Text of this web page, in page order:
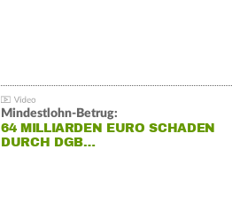
Mindestlohn-Betrug:
64 MILLIARDEN EURO SCHADEN
DURCH DGB…